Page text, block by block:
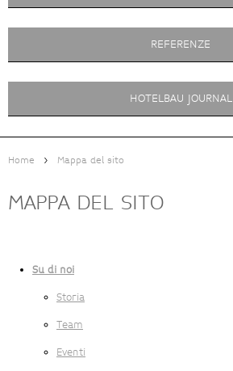
REFERENZE
HOTELBAU JOURNAL
Home > Mappa del sito
MAPPA DEL SITO
Su di noi
Storia
Team
Eventi